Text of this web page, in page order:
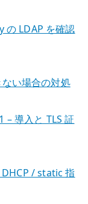
LDAP を確認
い場合の対処
導入と TLS 証
/ static 指